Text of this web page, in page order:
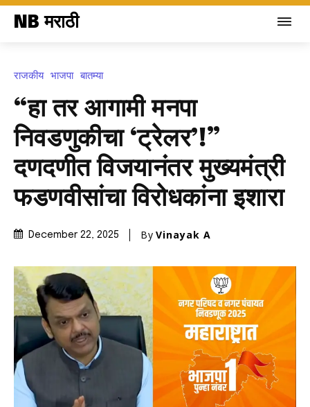
NB मराठी
राजकीय भाजपा बातम्या
“हा तर आगामी मनपा
निवडणुकीचा ‘ट्रेलर’!”
दणदणीत विजयानंतर मुख्यमंत्री
फडणवीसांचा विरोधकांना इशारा
December 22, 2025 By Vinayak A